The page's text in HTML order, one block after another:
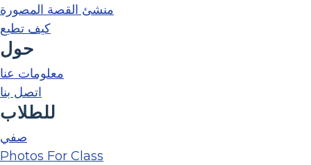
منشئ القصة المصورة
كيف تطبع
حول
معلومات عنا
اتصل بنا
للطلاب
صفي
Photos For Class